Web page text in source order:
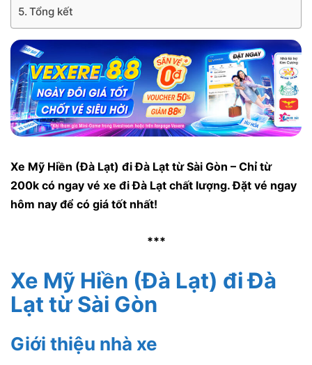
Tổng kết
Xe Mỹ Hiền (Đà Lạt) đi Đà Lạt từ Sài Gòn – Chỉ từ
200k có ngay vé xe đi Đà Lạt chất lượng. Đặt vé ngay
hôm nay để có giá tốt nhất!
***
Xe Mỹ Hiền (Đà Lạt) đi Đà
Lạt từ Sài Gòn
Giới thiệu nhà xe